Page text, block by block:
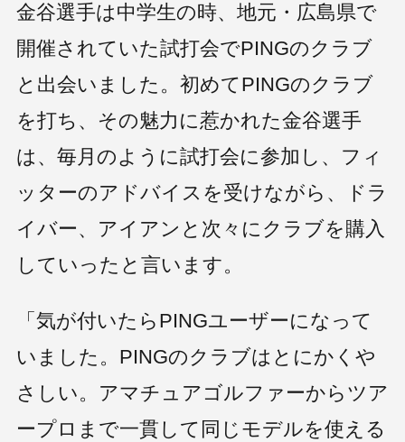
金谷選手は中学生の時、地元・広島県で
開催されていた試打会でPINGのクラブ
と出会いました。初めてPINGのクラブ
を打ち、その魅力に惹かれた金谷選手
は、毎月のように試打会に参加し、フィ
ッターのアドバイスを受けながら、ドラ
イバー、アイアンと次々にクラブを購入
していったと言います。
「気が付いたらPINGユーザーになって
いました。PINGのクラブはとにかくや
さしい。アマチュアゴルファーからツア
ープロまで一貫して同じモデルを使える